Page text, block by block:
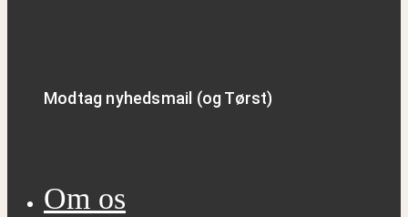
Modtag nyhedsmail (og Tørst)
Om os